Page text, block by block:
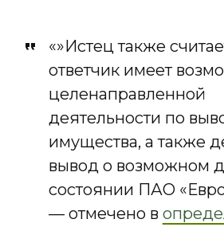
«»Истец также
ответчик имеет
целенаправленной
деятельности по
имущества, а также
вывод о возможном
состоянии ПАО
— отмечено в